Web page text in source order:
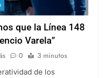
que la Línea 148
Varela”
0 3 minutos
de los